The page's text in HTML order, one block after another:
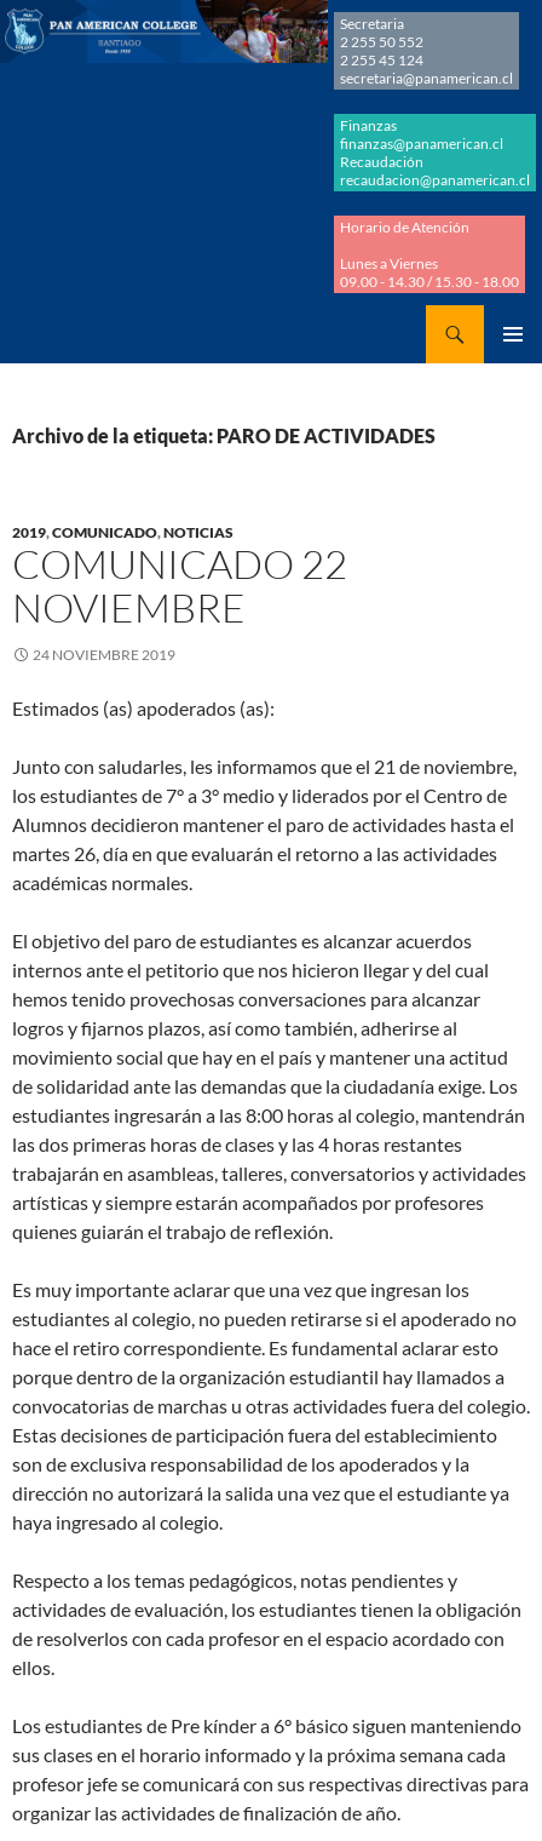
Secretaria
2 255 50 552
2 255 45 124
secretaria@panamerican.cl
Finanzas
finanzas@panamerican.cl
Recaudación
recaudacion@panamerican.cl
Horario de Atención
Lunes a Viernes
09.00 - 14.30 / 15.30 - 18.00
Archivo de la etiqueta: PARO DE ACTIVIDADES
2019,COMUNICADO,NOTICIAS
COMUNICADO 22
NOVIEMBRE
24 NOVIEMBRE 2019
Estimados (as) apoderados (as):
Junto con saludarles, les informamos que el 21 de noviembre,
los estudiantes de 7° a 3° medio y liderados por el Centro de
Alumnos decidieron mantener el paro de actividades hasta el
martes 26, día en que evaluarán el retorno a las actividades
académicas normales.
El objetivo del paro de estudiantes es alcanzar acuerdos
internos ante el petitorio que nos hicieron llegar y del cual
hemos tenido provechosas conversaciones para alcanzar
logros y fijarnos plazos, así como también, adherirse al
movimiento social que hay en el país y mantener una actitud
de solidaridad ante las demandas que la ciudadanía exige. Los
estudiantes ingresarán a las 8:00 horas al colegio, mantendrán
las dos primeras horas de clases y las 4 horas restantes
trabajarán en asambleas, talleres, conversatorios y actividades
artísticas y siempre estarán acompañados por profesores
quienes guiarán el trabajo de reflexión.
Es muy importante aclarar que una vez que ingresan los
estudiantes al colegio, no pueden retirarse si el apoderado no
hace el retiro correspondiente. Es fundamental aclarar esto
porque dentro de la organización estudiantil hay llamados a
convocatorias de marchas u otras actividades fuera del colegio.
Estas decisiones de participación fuera del establecimiento
son de exclusiva responsabilidad de los apoderados y la
dirección no autorizará la salida una vez que el estudiante ya
haya ingresado al colegio.
Respecto a los temas pedagógicos, notas pendientes y
actividades de evaluación, los estudiantes tienen la obligación
de resolverlos con cada profesor en el espacio acordado con
ellos.
Los estudiantes de Pre kínder a 6° básico siguen manteniendo
sus clases en el horario informado y la próxima semana cada
profesor jefe se comunicará con sus respectivas directivas para
organizar las actividades de finalización de año.